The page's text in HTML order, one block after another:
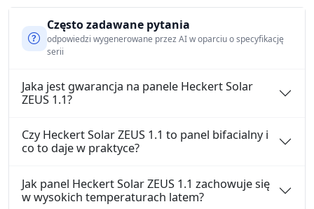
Często zadawane pytania
odpowiedzi wygenerowane przez AI w oparciu o specyfikację
serii
Jaka jest gwarancja na panele Heckert Solar
ZEUS 1.1?
Czy Heckert Solar ZEUS 1.1 to panel bifacialny i
co to daje w praktyce?
Jak panel Heckert Solar ZEUS 1.1 zachowuje się
w wysokich temperaturach latem?